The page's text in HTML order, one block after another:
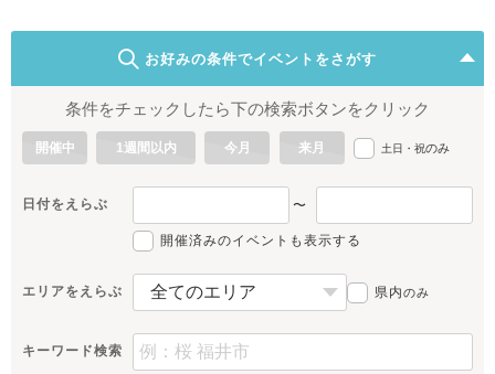
お好みの条件でイベントをさがす
条件をチェックしたら下の検索ボタンをクリック
開催中 1週間以内 今月 来月 土日・祝のみ
日付をえらぶ 〜
開催済みのイベントも表示する
エリアをえらぶ 県内のみ
キーワード検索